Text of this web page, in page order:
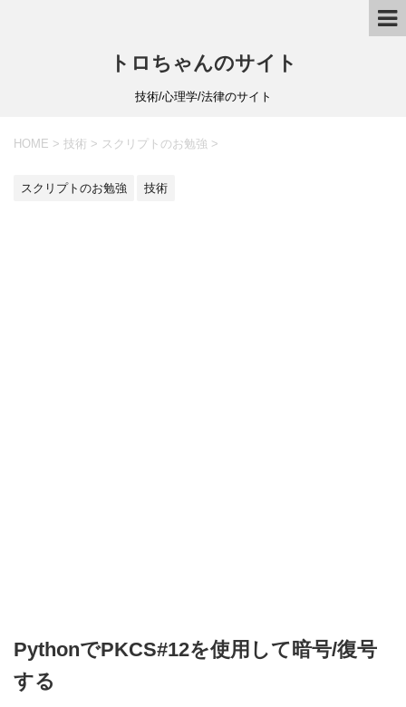
トロちゃんのサイト
技術/心理学/法律のサイト
HOME > 技術 > スクリプトのお勉強 >
スクリプトのお勉強 技術
PythonでPKCS#12を使用して暗号/復号
する